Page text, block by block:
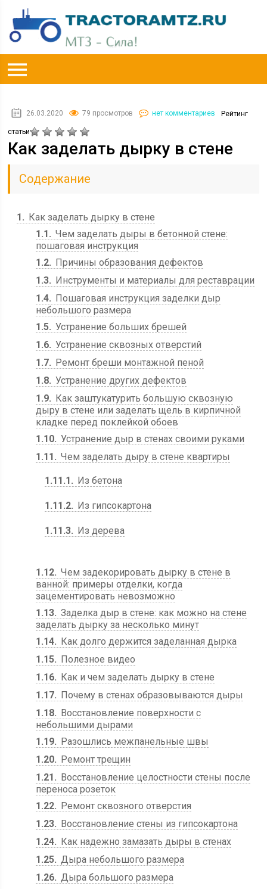
26.03.2020 79 просмотров нет комментариев Рейтинг
статьи
Как заделать дырку в стене
Содержание
1
Как заделать дырку в стене
1.1
Чем заделать дыры в бетонной стене:
пошаговая инструкция
1.2
Причины образования дефектов
1.3
Инструменты и материалы для реставрации
1.4
Пошаговая инструкция заделки дыр
небольшого размера
1.5 Устранение больших брешей
1.6 Устранение сквозных отверстий
1.7
Ремонт бреши монтажной пеной
1.8 Устранение других дефектов
1.9
Как заштукатурить большую сквозную
дыру в стене или заделать щель в кирпичной
кладке перед поклейкой обоев
1.10 Устранение дыр в стенах своими руками
1.11
Чем заделать дыру в стене квартиры
1.11.1 Из бетона
1.11.2 Из гипсокартона
1.11.3 Из дерева
1.12 Чем задекорировать дырку в стене в
ванной: примеры отделки, когда
зацементировать невозможно
1.13 Заделка дыр в стене: как можно на стене
заделать дырку за несколько минут
1.14
Как долго держится заделанная дырка
1.15
Полезное видео
1.16
Как и чем заделать дырку в стене
1.17
Почему в стенах образовываются дыры
1.18
Восстановление поверхности с
небольшими дырами
1.19
Разошлись межпанельные швы
1.20
Ремонт трещин
1.21
Восстановление целостности стены после
переноса розеток
1.22
Ремонт сквозного отверстия
1.23
Восстановление стены из гипсокартона
1.24
Как надежно замазать дыры в стенах
1.25 Дыра небольшого размера
1.26 Дыра большого размера